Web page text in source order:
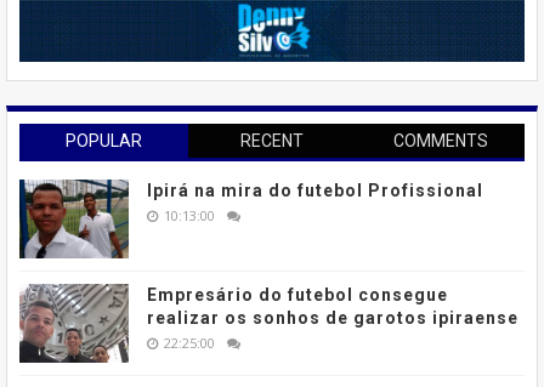
POPULAR RECENT COMMENTS
Ipirá na mira do futebol Profissional
10:13:00
Empresário do futebol consegue
realizar os sonhos de garotos ipiraense
22:25:00